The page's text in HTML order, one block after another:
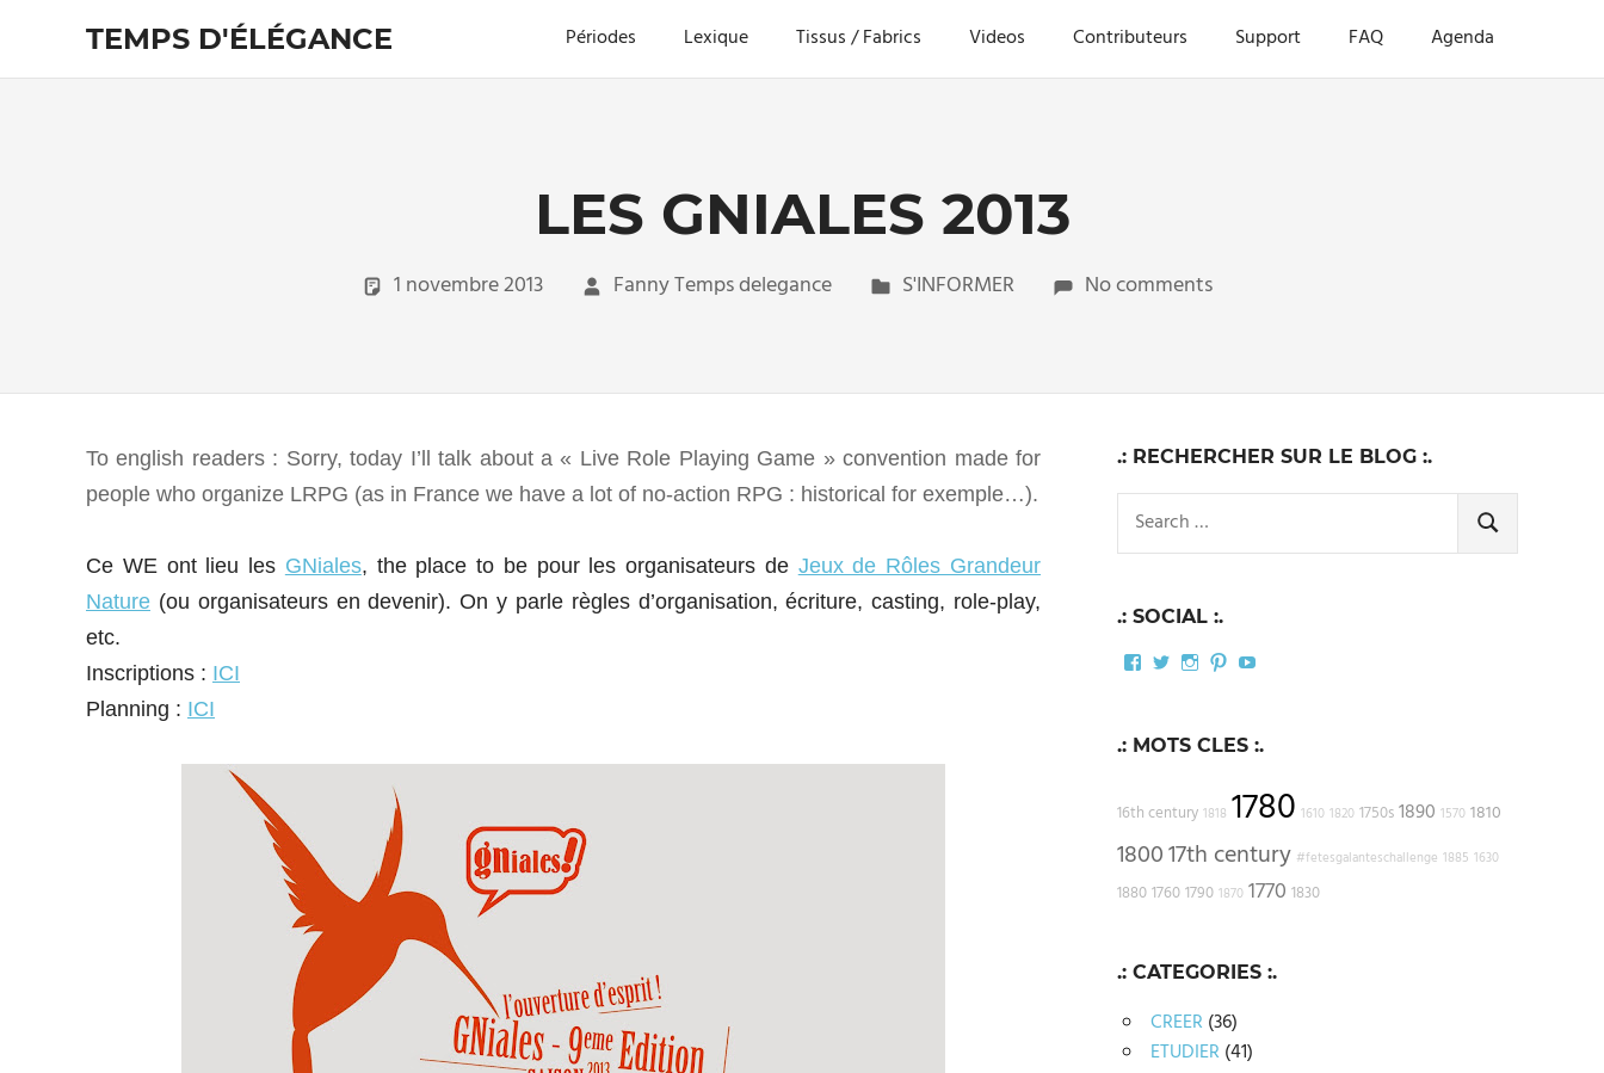
content
TEMPS D'ÉLÉGANCE
Pour
Périodes Lexique Tissus / Fabrics Videos Contributeurs Support FAQ Agenda
LES GNIALES 2013
1 novembre 2013 Fanny Temps delegance S'INFORMER No comments
To english readers : Sorry, today I’ll talk about a « Live Role Playing Game » convention made for
people who organize LRPG (as in France we have a lot of no-action RPG : historical for exemple…).
Ce WE ont lieu les GNiales, the place to be pour les organisateurs de Jeux de Rôles Grandeur
Nature (ou organisateurs en devenir). On y parle règles d’organisation, écriture, casting, role-play,
etc.
Inscriptions : ICI
Planning : ICI
.: RECHERCHER SUR LE BLOG :.
for:
SEARCH
.: SOCIAL :.
Facebook
TwitterInstagram
PinterestYouTube
.: MOTS CLES :.
16th century 1818 1780 1610 1820 1750s 1890 1570 1810
180017th century #fetesgalanteschallenge 1885 1630
1880 1760 1790 1870 1770 1830
.: CATEGORIES :.
CREER (36)
ETUDIER (41)